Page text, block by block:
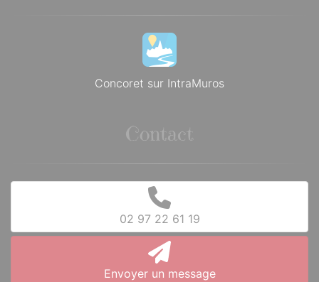
Concoret sur IntraMuros
Contact
02 97 22 61 19
Envoyer un message